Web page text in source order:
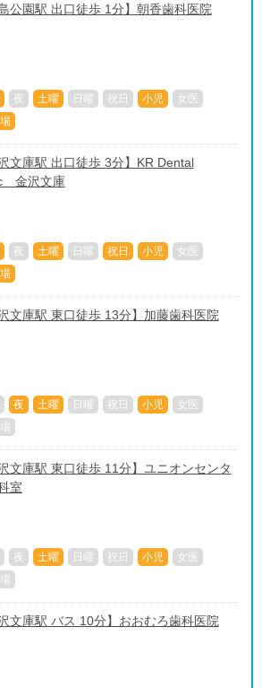
島公園駅 出口徒歩 1分】朝香歯科医院
夜 土曜 日曜 祝日 小児
女医
沢文庫駅 出口徒歩 3分】KR Dental
金沢文庫
夜 土曜 日曜 祝日 小児
女医
沢文庫駅 東口徒歩 13分】加藤歯科医院
夜 土曜 日曜 祝日 小児
女医
沢文庫駅 東口徒歩 11分】ユニオンセンタ
室
夜 土曜 日曜 祝日 小児
女医
沢文庫駅 バス 10分】おおむろ歯科医院